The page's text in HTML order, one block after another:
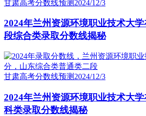
甘肃高考分数线预测 2024/12/3
2024年兰州资源环境职业技术大
段综合类录取分数线揭秘
甘肃高考分数线预测 2024/12/3
2024年兰州资源环境职业技术大
科类录取分数线揭秘